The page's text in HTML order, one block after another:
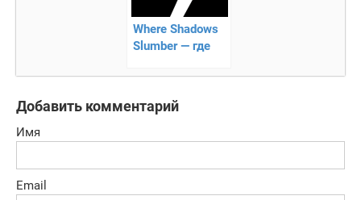
Where Shadows
Slumber — где
Добавить комментарий
Имя
Email